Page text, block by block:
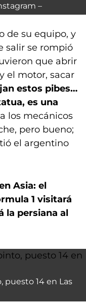
–
de su equipo, y
salir se rompió
que abrir
el motor, sacar
estos pibes…
es una
los mecánicos
pero bueno;
el argentino
Asia: el
1 visitará
la persiana al
puesto 14 en Las